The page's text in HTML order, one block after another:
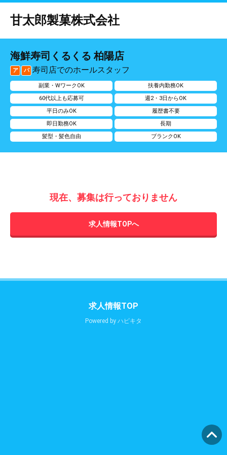
甘太郎製菓株式会社
海鮮寿司くるくる 柏陽店
ア パ 寿司店でのホールスタッフ
副業・WワークOK
扶養内勤務OK
60代以上も応募可
週2・3日からOK
平日のみOK
履歴書不要
即日勤務OK
長期
髪型・髪色自由
ブランクOK
現在、募集は行っておりません
求人情報TOPへ
求人情報TOP
Powered by ハピキタ